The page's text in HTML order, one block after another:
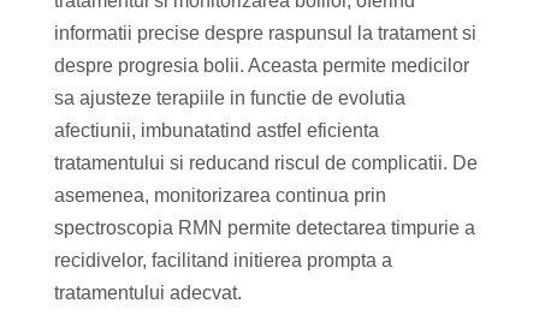
informatii precise despre raspunsul la tratament si
despre progresia bolii. Aceasta permite medicilor
sa ajusteze terapiile in functie de evolutia
afectiunii, imbunatatind astfel eficienta
tratamentului si reducand riscul de complicatii. De
asemenea, monitorizarea continua prin
spectroscopia RMN permite detectarea timpurie a
recidivelor, facilitand initierea prompta a
tratamentului adecvat.